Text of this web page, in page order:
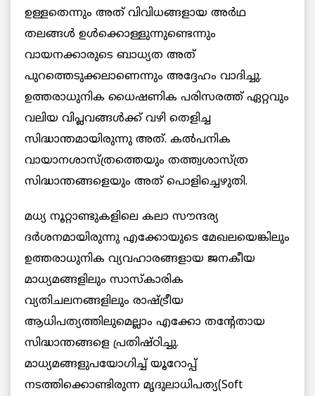
ഉള്ളതെന്നും അത് വിവിധങ്ങളായ അര്‍ഥ
തലങ്ങള്‍ ഉള്‍ക്കൊള്ളുന്നുണ്ടെന്നും
വായനക്കാരുടെ ബാധ്യത അത്
പുറത്തെടുക്കലാണെന്നും അദ്ദേഹം വാദിച്ചു.
ഉത്തരാധുനിക ധൈഷണിക പരിസരത്ത് ഏറ്റവും
വലിയ വിപ്ലവങ്ങള്‍ക്ക് വഴി തെളിച്ച
സിദ്ധാന്തമായിരുന്നു അത്. കല്‍പനിക
വായാനശാസ്ത്രത്തെയും തത്ത്വശാസ്ത്ര
സിദ്ധാന്തങ്ങളെയും അത് പൊളിച്ചെഴുതി.
മധ്യ നൂറ്റാണ്ടുകളിലെ കലാ സൗന്ദര്യ
ദര്‍ശനമായിരുന്നു എക്കോയുടെ മേഖലയെങ്കിലും
ഉത്തരാധുനിക വ്യവഹാരങ്ങളായ ജനകീയ
മാധ്യമങ്ങളിലും സാസ്‌കാരിക
വ്യതിചലനങ്ങളിലും രാഷ്ട്രീയ
ആധിപത്യത്തിലുമെല്ലാം എക്കോ തന്റേതായ
സിദ്ധാന്തങ്ങളെ പ്രതിഷ്ഠിച്ചു.
മാധ്യമങ്ങളുപയോഗിച്ച് യൂറോപ്പ്
നടത്തിക്കൊണ്ടിരുന്ന മൃദുലാധിപത്യ(Soft